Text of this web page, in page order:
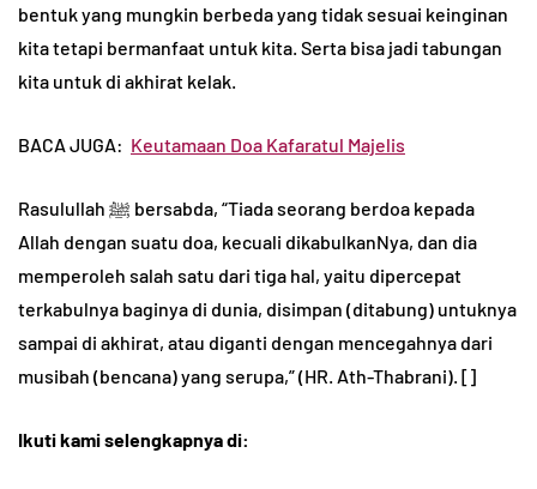
bentuk yang mungkin berbeda yang tidak sesuai keinginan
kita tetapi bermanfaat untuk kita. Serta bisa jadi tabungan
kita untuk di akhirat kelak.
BACA JUGA: Keutamaan Doa Kafaratul Majelis
Rasulullah ﷺ bersabda, “Tiada seorang berdoa kepada
Allah dengan suatu doa, kecuali dikabulkanNya, dan dia
memperoleh salah satu dari tiga hal, yaitu dipercepat
terkabulnya baginya di dunia, disimpan (ditabung) untuknya
sampai di akhirat, atau diganti dengan mencegahnya dari
musibah (bencana) yang serupa,” (HR. Ath-Thabrani). []
Ikuti kami selengkapnya di: